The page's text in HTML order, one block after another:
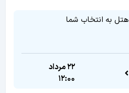
هتل به انتخاب شما
22 مرداد
12:00